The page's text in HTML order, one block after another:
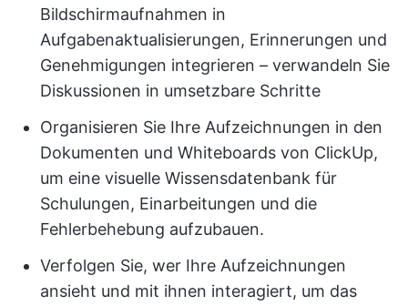
Bildschirmaufnahmen in
Aufgabenaktualisierungen, Erinnerungen und
Genehmigungen integrieren – verwandeln Sie
Diskussionen in umsetzbare Schritte
Organisieren Sie Ihre Aufzeichnungen in den
Dokumenten und Whiteboards von ClickUp,
um eine visuelle Wissensdatenbank für
Schulungen, Einarbeitungen und die
Fehlerbehebung aufzubauen.
Verfolgen Sie, wer Ihre Aufzeichnungen
ansieht und mit ihnen interagiert, um das